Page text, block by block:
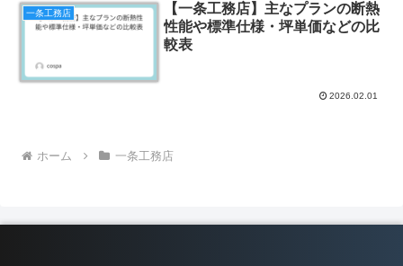
一条工務店
【一条工務店】主なプランの断熱
性能や標準仕様・坪単価などの比
較表
2026.02.01
ホーム 一条工務店